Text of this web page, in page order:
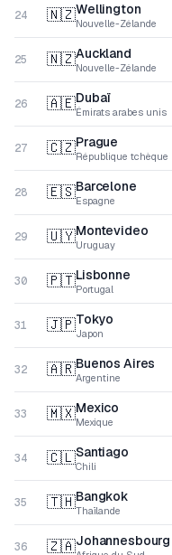
24 🇳🇿Wellington
Nouvelle-Zélande
25 🇳🇿Auckland
Nouvelle-Zélande
26 🇦🇪Dubaï
Émirats arabes unis
27 🇨🇿Prague
République tchèque
28 🇪🇸Barcelone
Espagne
29 🇺🇾Montevideo
Uruguay
30 🇵🇹Lisbonne
Portugal
31 🇯🇵Tokyo
Japon
32 🇦🇷Buenos Aires
Argentine
33 🇲🇽Mexico
Mexique
34 🇨🇱Santiago
Chili
35 🇹🇭Bangkok
Thaïlande
36 🇿🇦Johannesbourg